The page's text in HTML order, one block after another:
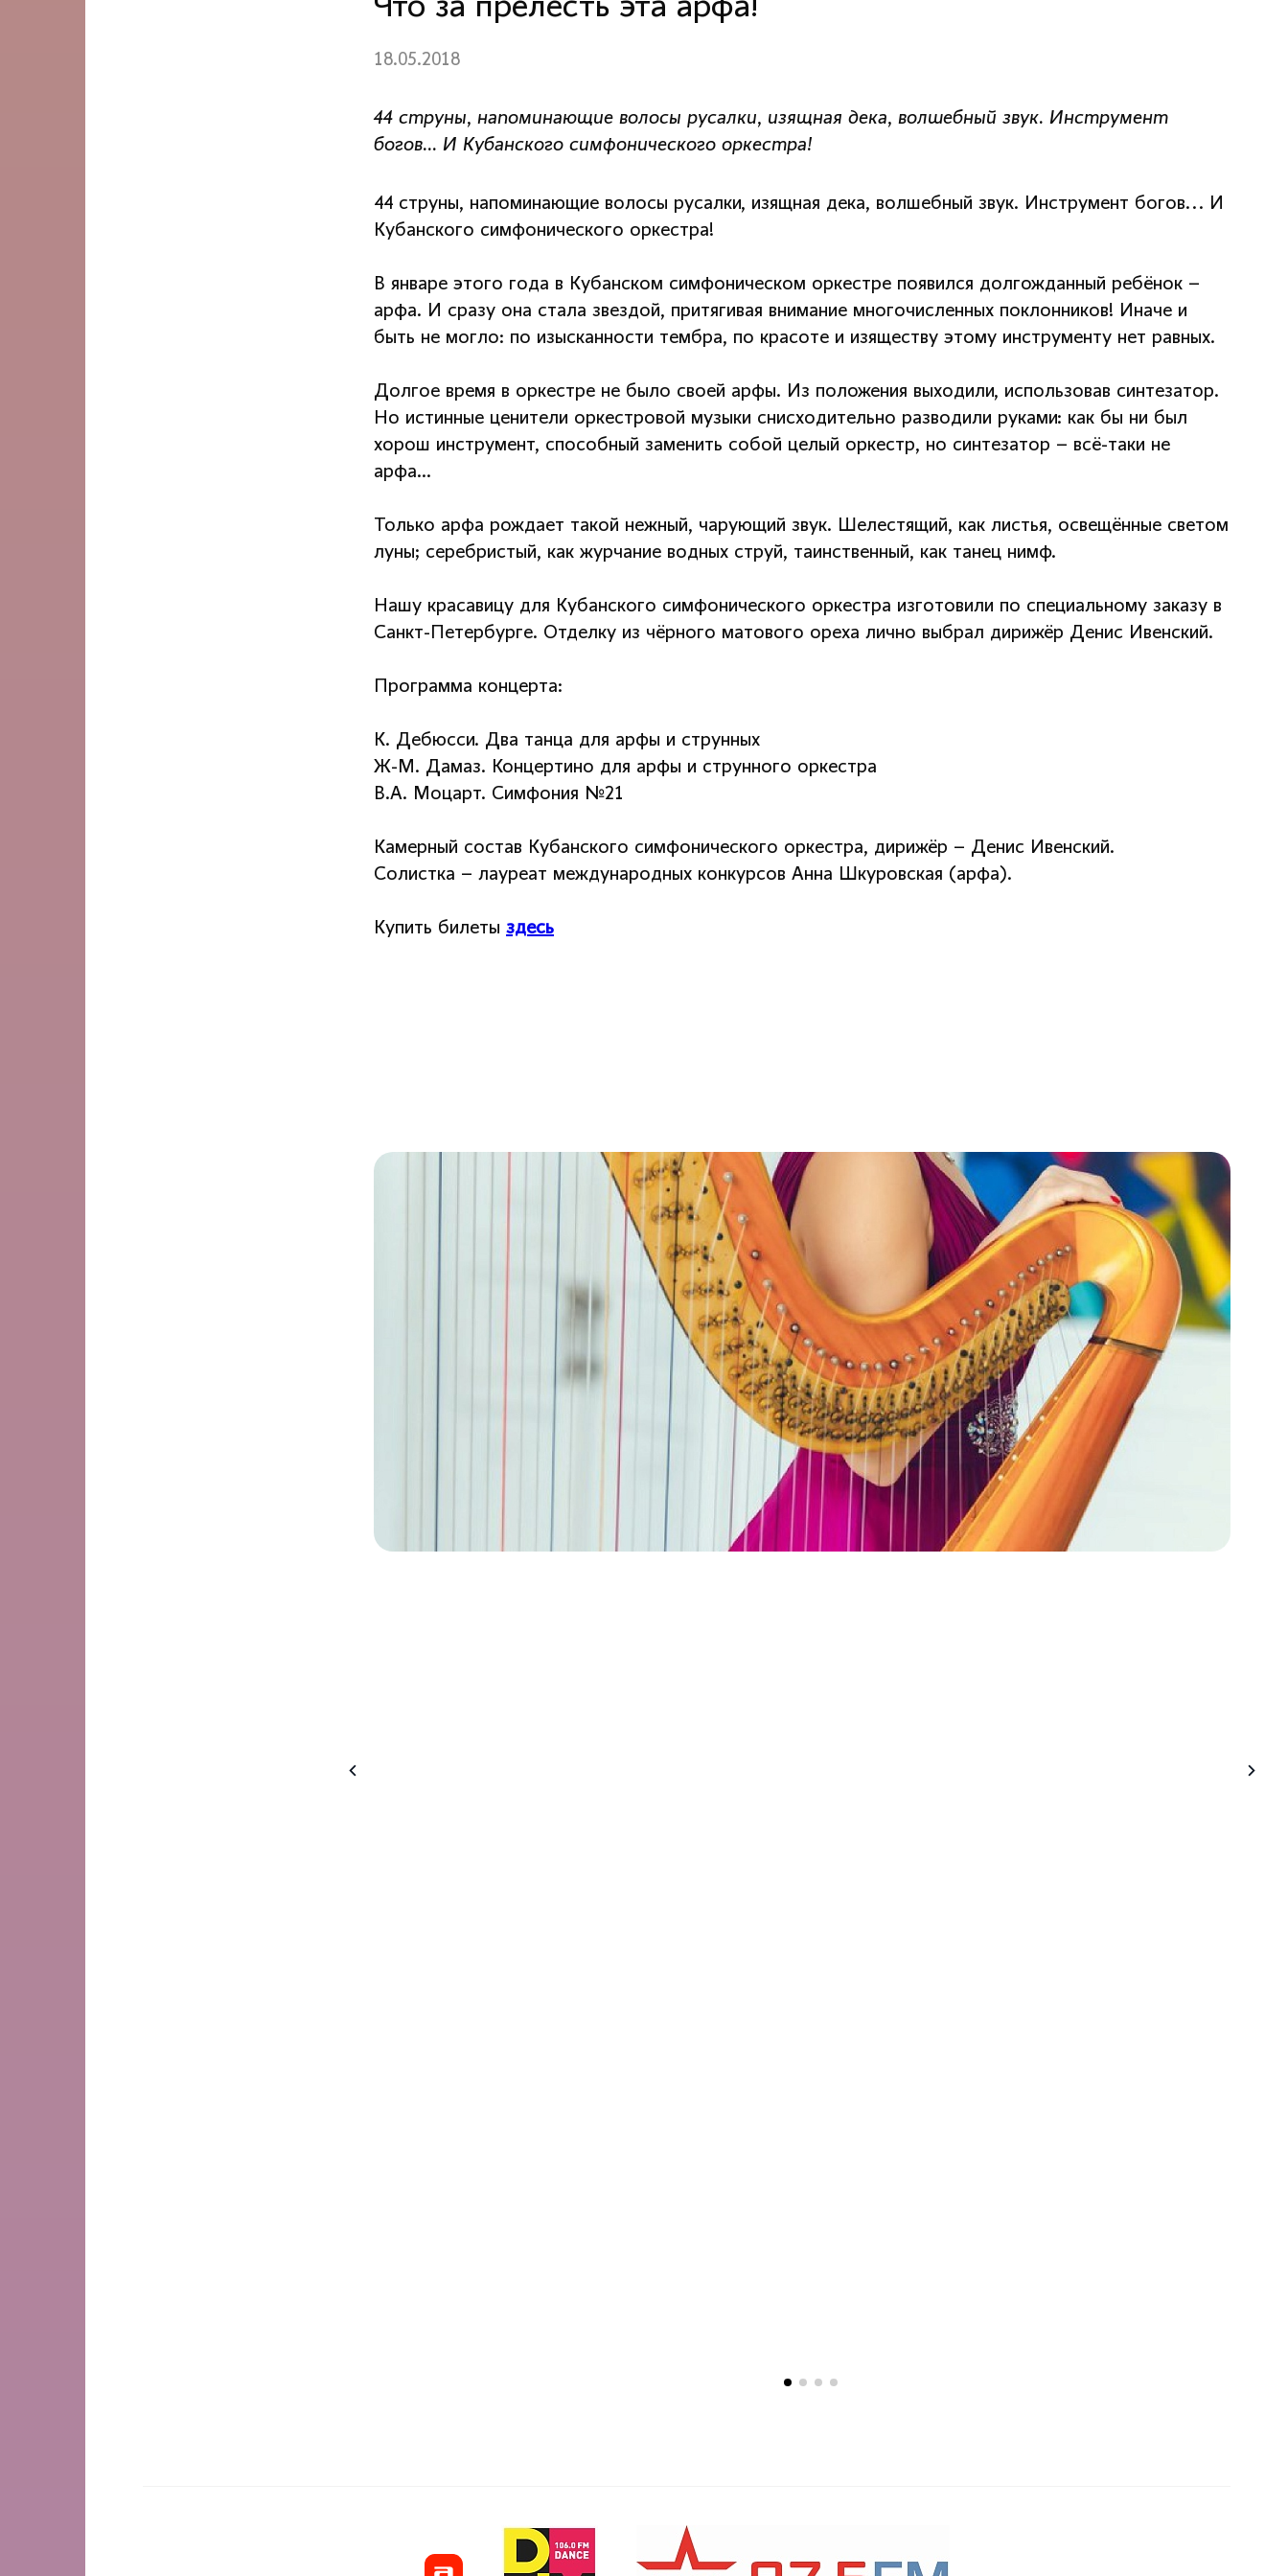
Что за прелесть эта арфа!
18.05.2018
44 струны, напоминающие волосы русалки, изящная дека, волшебный звук. Инструмент
богов... И Кубанского симфонического оркестра!
44 струны, напоминающие волосы русалки, изящная дека, волшебный звук. Инструмент богов... И
Кубанского симфонического оркестра!
В январе этого года в Кубанском симфоническом оркестре появился долгожданный ребёнок –
арфа. И сразу она стала звездой, притягивая внимание многочисленных поклонников! Иначе и
быть не могло: по изысканности тембра, по красоте и изяществу этому инструменту нет равных.
Долгое время в оркестре не было своей арфы. Из положения выходили, использовав синтезатор.
Но истинные ценители оркестровой музыки снисходительно разводили руками: как бы ни был
хорош инструмент, способный заменить собой целый оркестр, но синтезатор – всё-таки не
арфа…
Только арфа рождает такой нежный, чарующий звук. Шелестящий, как листья, освещённые светом
луны; серебристый, как журчание водных струй, таинственный, как танец нимф.
Нашу красавицу для Кубанского симфонического оркестра изготовили по специальному заказу в
Санкт-Петербурге. Отделку из чёрного матового ореха лично выбрал дирижёр Денис Ивенский.
Программа концерта:
К. Дебюсси. Два танца для арфы и струнных
Ж-М. Дамаз. Концертино для арфы и струнного оркестра
В.А. Моцарт. Симфония №21
Камерный состав Кубанского симфонического оркестра, дирижёр – Денис Ивенский.
Солистка – лауреат международных конкурсов Анна Шкуровская (арфа).
Купить билеты здесь